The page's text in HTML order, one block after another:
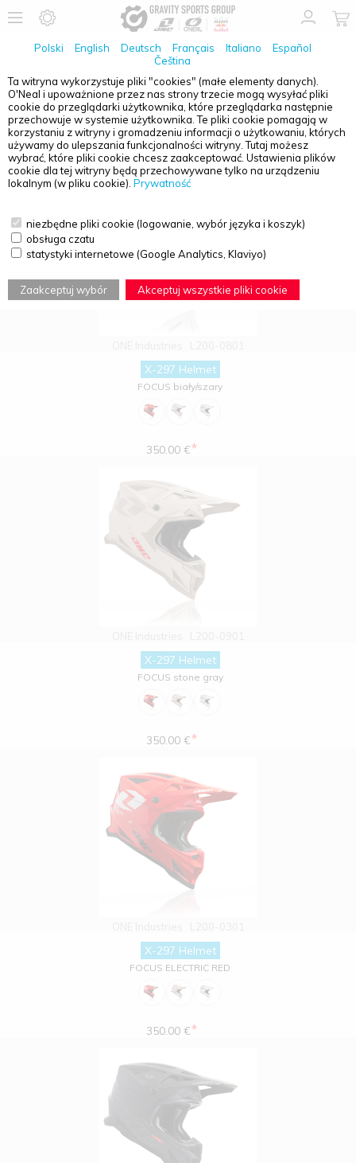
Polski English Deutsch Français Italiano
Español
Čeština
Ta witryna wykorzystuje pliki "cookies" (małe elementy danych).
O'Neal i upoważnione przez nas strony trzecie mogą wysyłać pliki
cookie do przeglądarki użytkownika, które przeglądarka następnie
przechowuje w systemie użytkownika. Te pliki cookie pomagają w
korzystaniu z witryny i gromadzeniu informacji o użytkowaniu, których
używamy do ulepszania funkcjonalności witryny. Tutaj możesz
wybrać, które pliki cookie chcesz zaakceptować. Ustawienia plików
cookie dla tej witryny będą przechowywane tylko na urządzeniu
lokalnym (w pliku cookie). Prywatność
niezbędne pliki cookie (logowanie, wybór języka i koszyk)
obsługa czatu
statystyki internetowe (Google Analytics, Klaviyo)
Zaakceptuj wybór Akceptuj wszystkie pliki cookie
PRZEGLĄD PRODUKTÓW - X-297
X-297 Helmet
FOCUS biały/szary
350.00 €*
X-297 Helmet
FOCUS stone gray
350.00 €*
X-297 Helmet
FOCUS ELECTRIC RED
350.00 €*